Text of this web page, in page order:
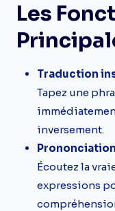
Les
Traduction
Tapez une
inversement.
Écoutez la
expressions